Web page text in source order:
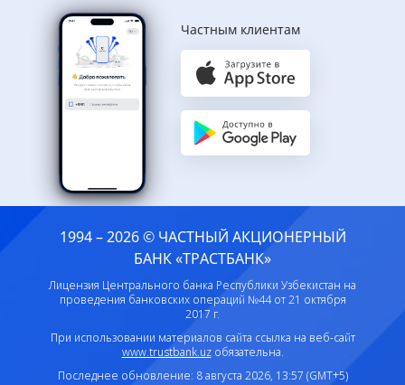
Частным клиентам
1994 – 2026 © ЧАСТНЫЙ АКЦИОНЕРНЫЙ
БАНК «ТРАСТБАНК»
Лицензия Центрального банка Республики Узбекистан на
проведения банковских операций №44 от 21 октября
2017 г.
При использовании материалов сайта ссылка на веб-сайт
www.trustbank.uzобязательна.
Последнее обновление: 8 августа 2026, 13:57 (GMT+5)